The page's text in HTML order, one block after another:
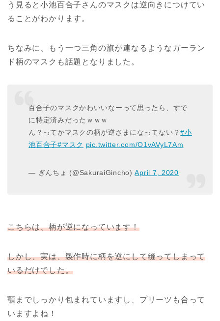
う見ると小池百合子さんのマスクは逆向きにつけてい
ることがわかります。
ちなみに、もう一つ三角の旗が連なるようなガーラン
ド柄のマスクも話題となりました。
百合子のマスクかわいいなーって思ったら、すで
に特定済みだったｗｗｗ
ん？ってかマスクの柄が逆さまになってない？#小
池百合子#マスク pic.twitter.com/O1vAVyL7Am
— ぎんちょ (@SakuraiGincho)April 7, 2020
こちらは、柄が逆になっています！
しかし、実は、製作時に柄を逆にして縫ってしまって
いるだけでした。
顎までしっかり包まれていますし、 プリーツも合って
いますよね！